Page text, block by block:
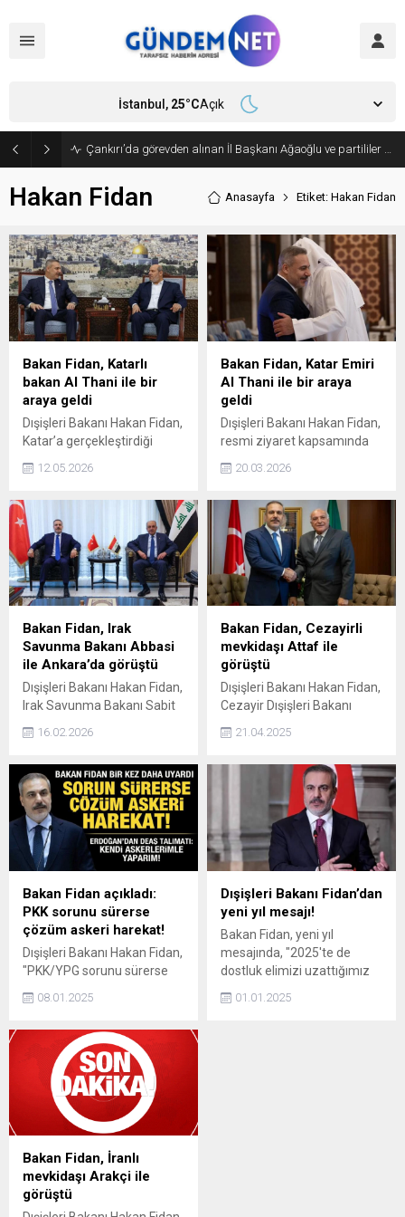
Çankırı’da görevden alınan İl Başkanı Ağaoğlu ve partililer CHP’den istifa edip, Yeni Parti’ye geçti
İstanbul, 25°CAçık
Hakan Fidan Anasayfa Etiket: Hakan Fidan
Bakan Fidan, Katarlı
bakan Al Thani ile bir
araya geldi
Dışişleri Bakanı Hakan Fidan,
Katar’a gerçekleştirdiği
Başbakan Yardımcısı ve
Bin Abdurrahman Bin Hasan
Bin Ali Al Thani ile bir araya
geldi.
12.05.2026
Bakan Fidan, Katar Emiri
Al Thani ile bir araya
geldi
Dışişleri Bakanı Hakan Fidan,
resmi ziyaret kapsamında
Şeyh Tamim bin Hamad Al
edildi.
20.03.2026
Bakan Fidan, Irak
Savunma Bakanı Abbasi
ile Ankara’da görüştü
Dışişleri Bakanı Hakan Fidan,
Irak Savunma Bakanı Sabit
araya geldi.
16.02.2026
Bakan Fidan, Cezayirli
mevkidaşı Attaf ile
görüştü
Dışişleri Bakanı Hakan Fidan,
Cezayir Dışişleri Bakanı
geldi.
21.04.2025
Bakan Fidan açıkladı:
PKK sorunu sürerse
çözüm askeri harekat!
Dışişleri Bakanı Hakan Fidan,
"PKK/YPG sorunu sürerse
Cumhurbaşkanımız, DEAŞ
altında tutamayacaksa ben
kendi askerimle bunu
kontrol altında tutarım'
talimatını verdi" dedi.
08.01.2025
Dışişleri Bakanı Fidan’dan
yeni yıl mesajı!
Bakan Fidan, yeni yıl
mesajında, "2025'te de
dostluk elimizi uzattığımız
işbirlikleri inşa etmeye,
01.01.2025
Bakan Fidan, İranlı
mevkidaşı Arakçi ile
görüştü